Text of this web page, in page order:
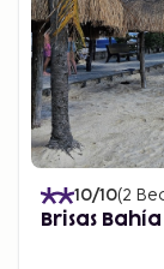
10/10(2
Brisas